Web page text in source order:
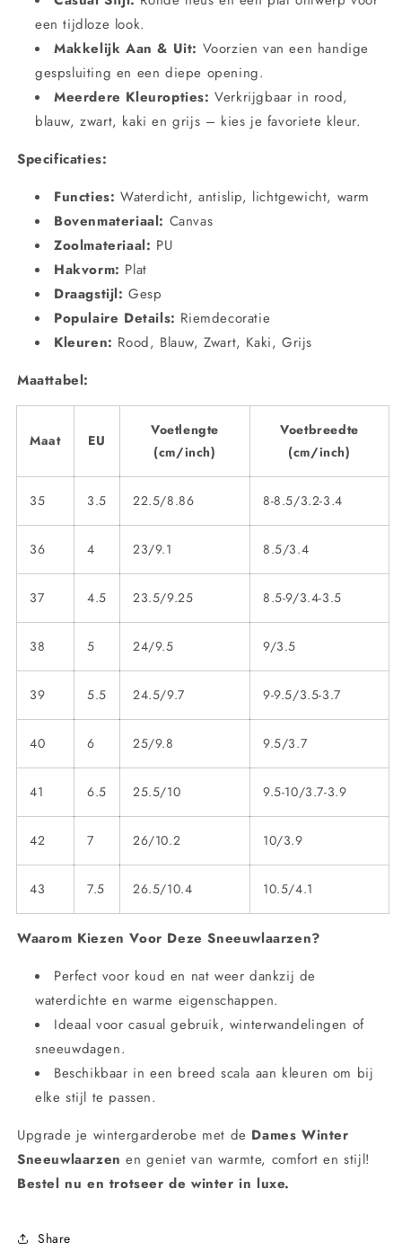
een tijdloze look.
Makkelijk Aan & Uit: Voorzien van een handige
gespsluiting en een diepe opening.
Meerdere Kleuropties: Verkrijgbaar in rood,
blauw, zwart, kaki en grijs – kies je favoriete kleur.
Specificaties:
Functies: Waterdicht, antislip, lichtgewicht, warm
Bovenmateriaal: Canvas
Zoolmateriaal: PU
Hakvorm: Plat
Draagstijl: Gesp
Populaire Details: Riemdecoratie
Kleuren: Rood, Blauw, Zwart, Kaki, Grijs
Maattabel:
Maat EU
Voetlengte
(cm/inch)
Voetbreedte
(cm/inch)
35 3.5 22.5/8.86 8-8.5/3.2-3.4
36 4 23/9.1 8.5/3.4
37 4.5 23.5/9.25 8.5-9/3.4-3.5
38 5 24/9.5 9/3.5
39 5.5 24.5/9.7 9-9.5/3.5-3.7
40 6 25/9.8 9.5/3.7
41 6.5 25.5/10 9.5-10/3.7-3.9
42 7 26/10.2 10/3.9
43 7.5 26.5/10.4 10.5/4.1
Waarom Kiezen Voor Deze Sneeuwlaarzen?
Perfect voor koud en nat weer dankzij de
waterdichte en warme eigenschappen.
Ideaal voor casual gebruik, winterwandelingen of
sneeuwdagen.
Beschikbaar in een breed scala aan kleuren om bij
elke stijl te passen.
Upgrade je wintergarderobe met de Dames Winter
Sneeuwlaarzen en geniet van warmte, comfort en stijl!
Bestel nu en trotseer de winter in luxe.
Share